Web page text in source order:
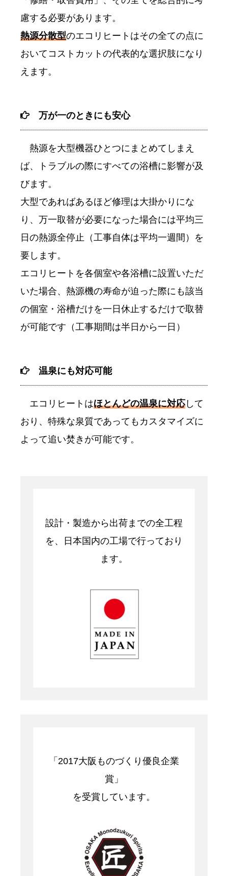
慮する必要があります。
熱源分散型のエコリヒートはその全ての点に
おいてコストカットの代表的な選択肢になり
えます。
万が一のときにも安心
熱源を大型機器ひとつにまとめてしまえ
ば、トラブルの際にすべての浴槽に影響が及
びます。
大型であればあるほど修理は大掛かりにな
り、万一取替が必要になった場合には平均三
日の熱源全停止（工事自体は平均一週間）を
要します。
エコリヒートを各個室や各浴槽に設置いただ
いた場合、熱源機の寿命が迫った際にも該当
の個室・浴槽だけを一日休止するだけで取替
が可能です（工事期間は半日から一日）
温泉にも対応可能
エコリヒートはほとんどの温泉に対応して
おり、特殊な泉質であってもカスタマイズに
よって追い焚きが可能です。
設計・製造から出荷までの全工程
を、日本国内の工場で行っており
ます。
「2017大阪ものづくり優良企業
賞」
を受賞しています。